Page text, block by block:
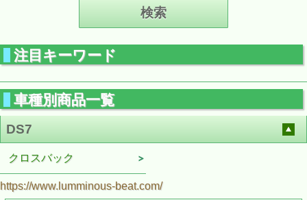
注目キーワード
車種別商品一覧
DS7
クロスバック
https://www.lumminous-beat.com/